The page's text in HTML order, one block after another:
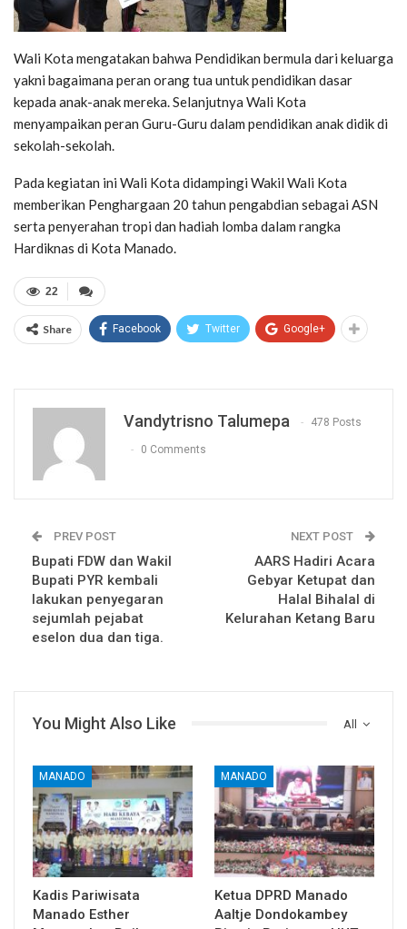
Wali Kota mengatakan bahwa Pendidikan bermula dari keluarga
yakni bagaimana peran orang tua untuk pendidikan dasar
kepada anak-anak mereka. Selanjutnya Wali Kota
menyampaikan peran Guru-Guru dalam pendidikan anak didik di
sekolah-sekolah.
Pada kegiatan ini Wali Kota didampingi Wakil Wali Kota
memberikan Penghargaan 20 tahun pengabdian sebagai ASN
serta penyerahan tropi dan hadiah lomba dalam rangka
Hardiknas di Kota Manado.
22
Share Facebook Twitter Google+
Vandytrisno Talumepa 478 Posts
0 Comments
PREV POST
Bupati FDW dan Wakil
Bupati PYR kembali
lakukan penyegaran
sejumlah pejabat
eselon dua dan tiga.
NEXT POST
AARS Hadiri Acara
Gebyar Ketupat dan
Halal Bihalal di
Kelurahan Ketang Baru
All
You Might Also Like
MANADO
Kadis Pariwisata
Manado Esther
MANADO
Ketua DPRD Manado
Aaltje Dondokambey